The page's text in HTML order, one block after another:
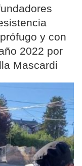
y con
2022 por
Mascardi